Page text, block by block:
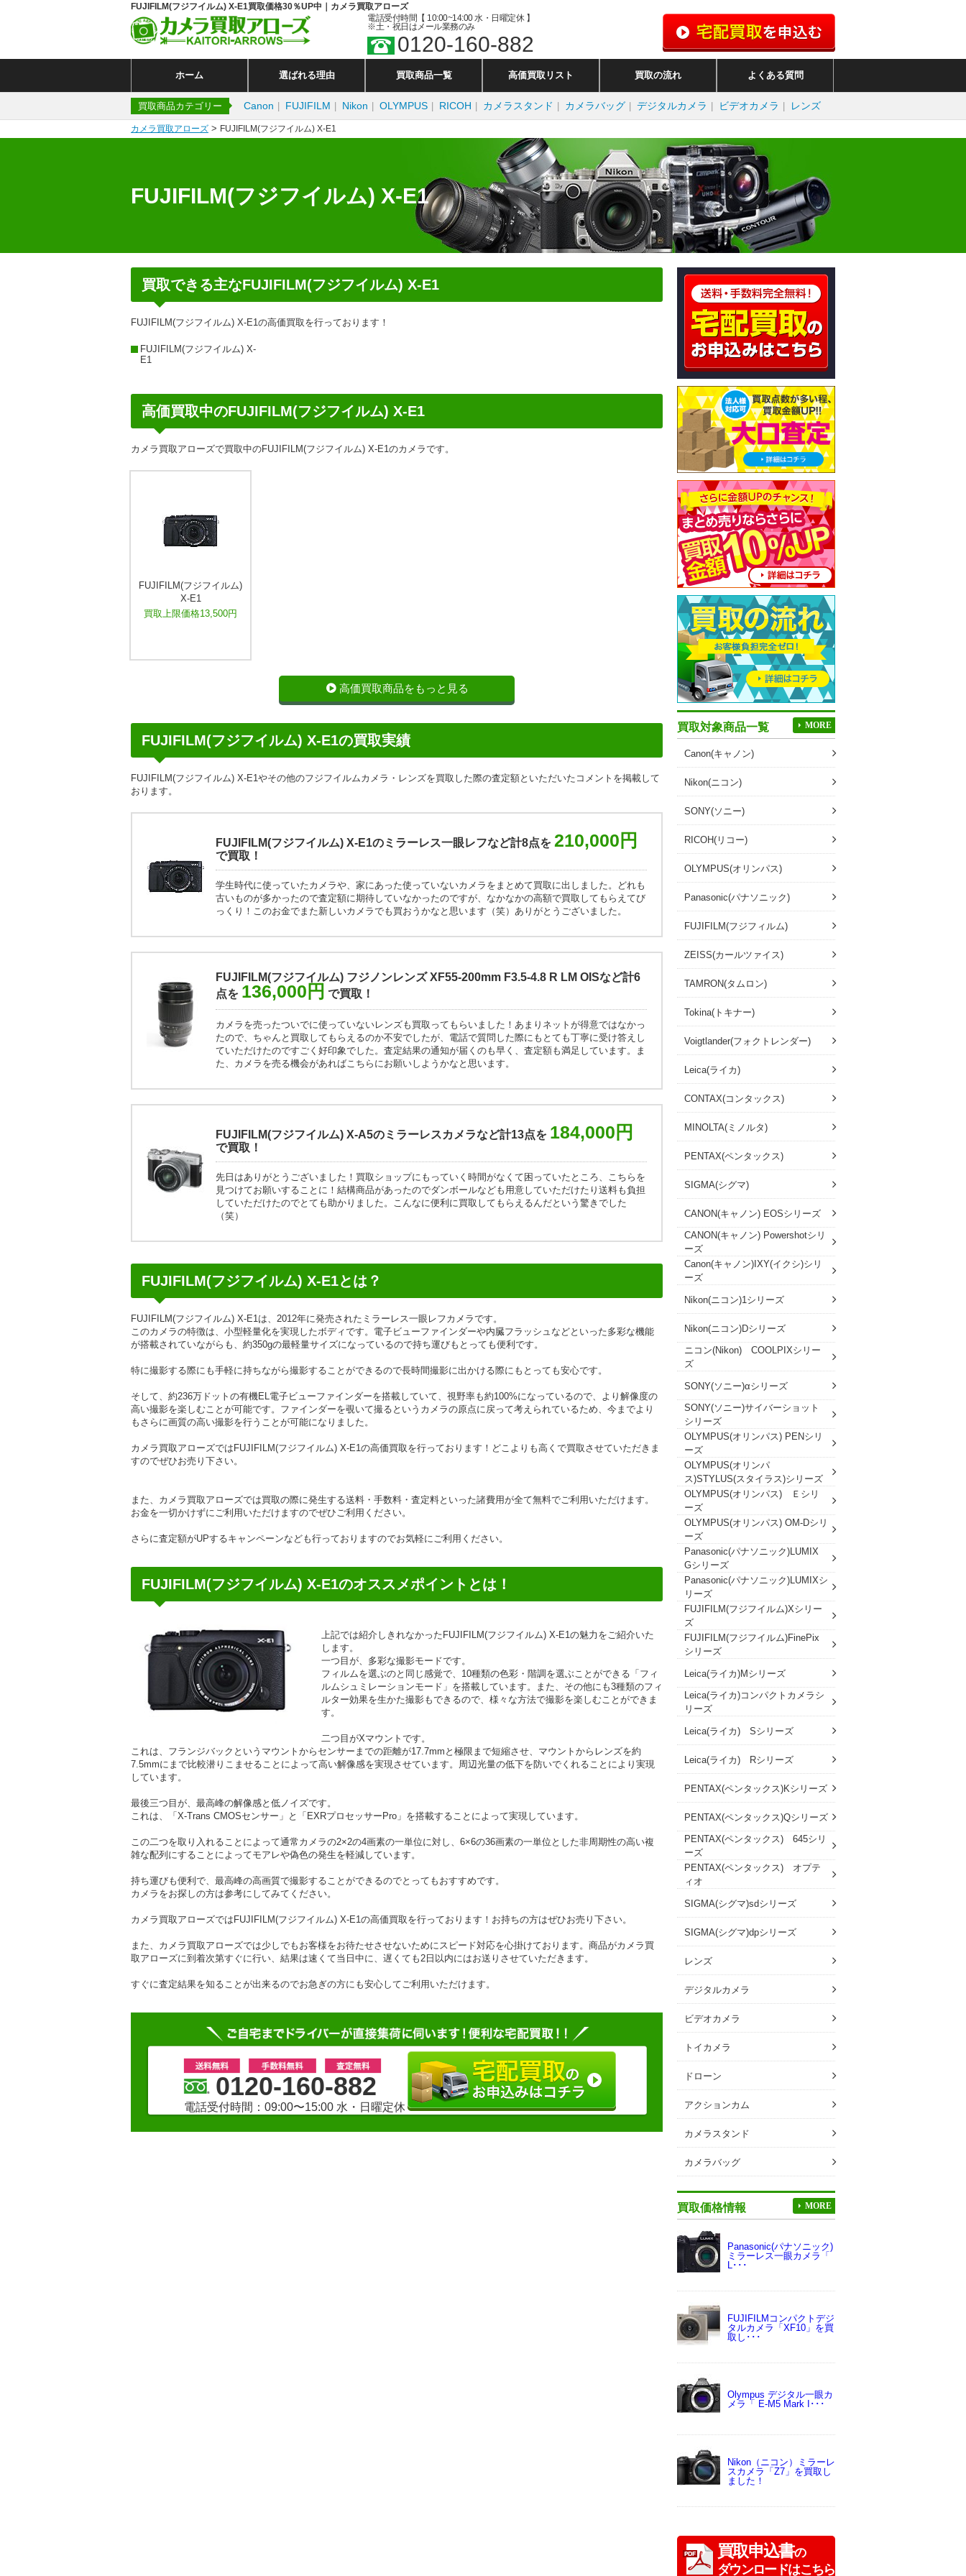
FUJIFILM(フジフイルム) X-E1買取価格30％UP中｜カメラ買取アローズ
電話受付時間【 10:00~14:00水・日曜定休 】
※土・祝日はメール業務のみ
0120-160-882
ホーム 選ばれる理由 買取商品一覧 高価買取リスト 買取の流れ よくある質問
買取商品カテゴリー Canon FUJIFILM Nikon OLYMPUS RICOH カメラスタンド カメラバッグ デジタルカメラ ビデオカメラ レンズ
カメラ買取アローズ > FUJIFILM(フジフイルム) X-E1
FUJIFILM(フジフイルム) X-E1
買取できる主なFUJIFILM(フジフイルム) X-E1
FUJIFILM(フジフイルム) X-E1の高価買取を行っております！
FUJIFILM(フジフイルム) X-
E1
高価買取中のFUJIFILM(フジフイルム) X-E1
カメラ買取アローズで買取中のFUJIFILM(フジフイルム) X-E1のカメラです。
FUJIFILM(フジフイルム)
X-E1
買取上限価格13,500円
高価買取商品をもっと見る
FUJIFILM(フジフイルム) X-E1の買取実績
FUJIFILM(フジフイルム) X-E1やその他のフジフイルムカメラ・レンズを買取した際の査定額といただいたコメントを掲載して
おります。
FUJIFILM(フジフイルム) X-E1のミラーレス一眼レフなど計8点を 210,000円
で買取！
学生時代に使っていたカメラや、家にあった使っていないカメラをまとめて買取に出しました。どれも
古いものが多かったので査定額に期待していなかったのですが、なかなかの高額で買取してもらえてび
っくり！このお金でまた新しいカメラでも買おうかなと思います（笑）ありがとうございました。
FUJIFILM(フジフイルム) フジノンレンズ XF55-200mm F3.5-4.8 R LM OISなど計6
点を 136,000円 で買取！
カメラを売ったついでに使っていないレンズも買取ってもらいました！あまりネットが得意ではなかっ
たので、ちゃんと買取してもらえるのか不安でしたが、電話で質問した際にもとても丁寧に受け答えし
ていただけたのですごく好印象でした。査定結果の通知が届くのも早く、査定額も満足しています。ま
た、カメラを売る機会があればこちらにお願いしようかなと思います。
FUJIFILM(フジフイルム) X-A5のミラーレスカメラなど計13点を 184,000円
で買取！
先日はありがとうございました！買取ショップにもっていく時間がなくて困っていたところ、こちらを
見つけてお願いすることに！結構商品があったのでダンボールなども用意していただけたり送料も負担
していただけたのでとても助かりました。こんなに便利に買取してもらえるんだという驚きでした
（笑）
FUJIFILM(フジフイルム) X-E1とは？
FUJIFILM(フジフイルム) X-E1は、2012年に発売されたミラーレス一眼レフカメラです。
このカメラの特徴は、小型軽量化を実現したボディです。電子ビューファインダーや内臓フラッシュなどといった多彩な機能
が搭載されていながらも、約350gの最軽量サイズになっているので持ち運びもとっても便利です。
特に撮影する際にも手軽に持ちながら撮影することができるので長時間撮影に出かける際にもとっても安心です。
そして、約236万ドットの有機EL電子ビューファインダーを搭載していて、視野率も約100%になっているので、より解像度の
高い撮影を楽しむことが可能です。ファインダーを覗いて撮るというカメラの原点に戻って考えられているため、今までより
もさらに画質の高い撮影を行うことが可能になりました。
カメラ買取アローズではFUJIFILM(フジフイルム) X-E1の高価買取を行っております！どこよりも高くで買取させていただきま
すのでぜひお売り下さい。
また、カメラ買取アローズでは買取の際に発生する送料・手数料・査定料といった諸費用が全て無料でご利用いただけます。
お金を一切かけずにご利用いただけますのでぜひご利用ください。
さらに査定額がUPするキャンペーンなども行っておりますのでお気軽にご利用ください。
FUJIFILM(フジフイルム) X-E1のオススメポイントとは！
上記では紹介しきれなかったFUJIFILM(フジフイルム) X-E1の魅力をご紹介いた
します。
一つ目が、多彩な撮影モードです。
フィルムを選ぶのと同じ感覚で、10種類の色彩・階調を選ぶことができる「フィ
ルムシュミレーションモード」を搭載しています。また、その他にも3種類のフィ
ルター効果を生かた撮影もできるので、様々な方法で撮影を楽しむことができま
す。
二つ目がXマウントです。
これは、フランジバックというマウントからセンサーまでの距離が17.7mmと極限まで短縮させ、マウントからレンズを約
7.5mmにまで比較潜りこませることによって高い解像感を実現させています。周辺光量の低下を防いでくれることにより実現
しています。
最後三つ目が、最高峰の解像感と低ノイズです。
これは、「X-Trans CMOSセンサー」と「EXRプロセッサーPro」を搭載することによって実現しています。
この二つを取り入れることによって通常カメラの2×2の4画素の一単位に対し、6×6の36画素の一単位とした非周期性の高い複
雑な配列にすることによってモアレや偽色の発生を軽減しています。
持ち運びも便利で、最高峰の高画質で撮影することができるのでとってもおすすめです。
カメラをお探しの方は参考にしてみてください。
カメラ買取アローズではFUJIFILM(フジフイルム) X-E1の高価買取を行っております！お持ちの方はぜひお売り下さい。
また、カメラ買取アローズでは少しでもお客様をお待たせさせないためにスピード対応を心掛けております。商品がカメラ買
取アローズに到着次第すぐに行い、結果は速くて当日中に、遅くても2日以内にはお送りさせていただきます。
すぐに査定結果を知ることが出来るのでお急ぎの方にも安心してご利用いただけます。
0120-160-882
電話受付時間：09:00〜15:00 水・日曜定休
買取対象商品一覧 MORE
Canon(キャノン)
Nikon(ニコン)
SONY(ソニー)
RICOH(リコー)
OLYMPUS(オリンパス)
Panasonic(パナソニック)
FUJIFILM(フジフィルム)
ZEISS(カールツァイス)
TAMRON(タムロン)
Tokina(トキナー)
Voigtlander(フォクトレンダー)
Leica(ライカ)
CONTAX(コンタックス)
MINOLTA(ミノルタ)
PENTAX(ペンタックス)
SIGMA(シグマ)
CANON(キャノン) EOSシリーズ
CANON(キャノン) Powershotシリ
ーズ
Canon(キャノン)IXY(イクシ)シリ
ーズ
Nikon(ニコン)1シリーズ
Nikon(ニコン)Dシリーズ
ニコン(Nikon) COOLPIXシリー
ズ
SONY(ソニー)αシリーズ
SONY(ソニー)サイバーショット
シリーズ
OLYMPUS(オリンパス) PENシリ
ーズ
OLYMPUS(オリンパ
ス)STYLUS(スタイラス)シリーズ
OLYMPUS(オリンパス) Ｅシリ
ーズ
OLYMPUS(オリンパス) OM-Dシリ
ーズ
Panasonic(パナソニック)LUMIX
Gシリーズ
Panasonic(パナソニック)LUMIXシ
リーズ
FUJIFILM(フジフイルム)Xシリー
ズ
FUJIFILM(フジフイルム)FinePix
シリーズ
Leica(ライカ)Mシリーズ
Leica(ライカ)コンパクトカメラシ
リーズ
Leica(ライカ) Sシリーズ
Leica(ライカ) Rシリーズ
PENTAX(ペンタックス)Kシリーズ
PENTAX(ペンタックス)Qシリーズ
PENTAX(ペンタックス) 645シリ
ーズ
PENTAX(ペンタックス) オプテ
ィオ
SIGMA(シグマ)sdシリーズ
SIGMA(シグマ)dpシリーズ
レンズ
デジタルカメラ
ビデオカメラ
トイカメラ
ドローン
アクションカム
カメラスタンド
カメラバッグ
買取価格情報 MORE
Panasonic(パナソニック)
ミラーレス一眼カメラ「
L･･･
FUJIFILMコンパクトデジ
タルカメラ「XF10」を買
取し･･･
Olympus デジタル一眼カ
メラ「 E-M5 Mark I･･･
Nikon（ニコン）ミラーレ
スカメラ「Z7」を買取し
ました！
買取申込書の
ダウンロードはこちら